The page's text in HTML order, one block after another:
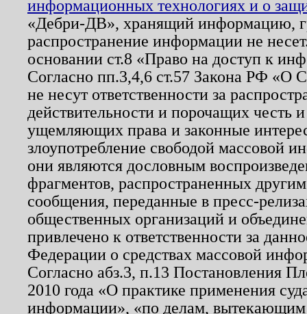
информационных технологиях и о
«Дебри-ДВ», хранящий информацию,
распространение информации не
основании ст.8 «Право на доступ к
Согласно пп.3,4,6 ст.57 Закона РФ «О
не несут ответственности за
действительности и порочащих честь
ущемляющих права и законные
злоупотребление свободой массовой
они являются дословным
фрагментов, распространенных
сообщения, переданные в пресс-
общественных организаций и
привлечено к ответственности за
Федерации о средствах массовой
Согласно абз.3, п.13 Постановления
2010 года «О практике применения
информации», «по делам, вытекающим